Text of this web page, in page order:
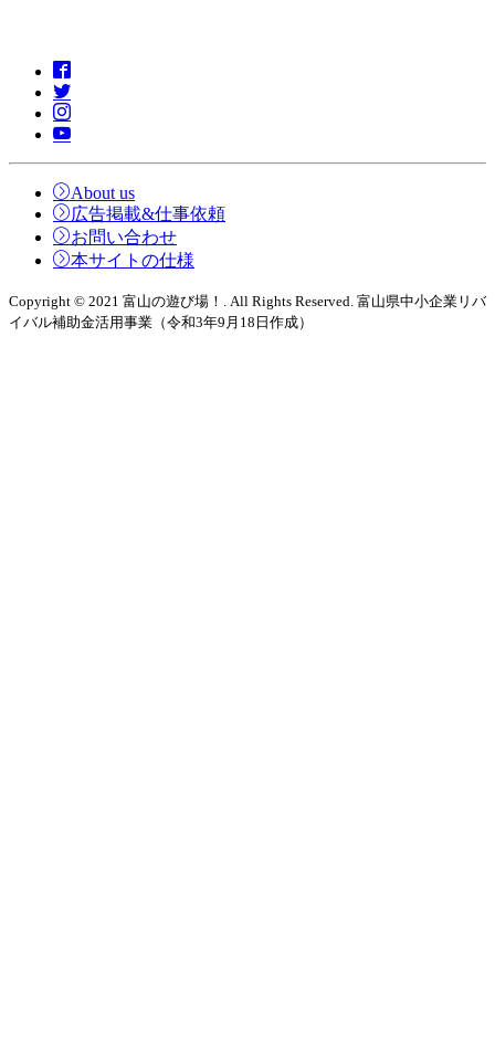
About us
広告掲載&仕事依頼
お問い合わせ
本サイトの仕様
Copyright © 2021 富山の遊び場！. All Rights Reserved. 富山県中小企業リバ
イバル補助金活用事業（令和3年9月18日作成）